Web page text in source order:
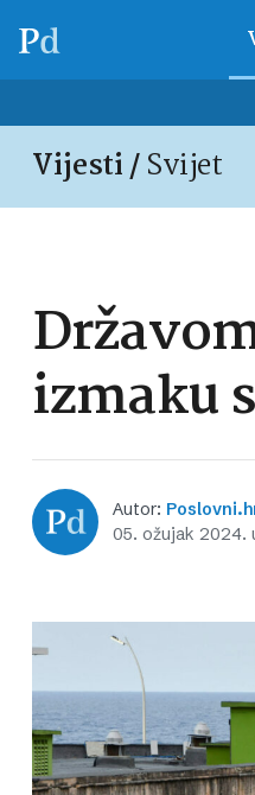
Vijesti /Svijet
izmaku
Autor:
05. ožujak 2024.